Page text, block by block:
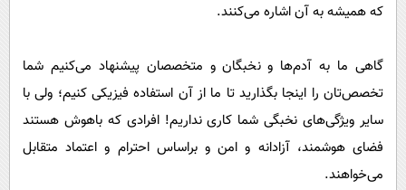
که همیشه به آن اشاره می‌کنند.
گاهی ما به آدم‌ها و نخبگان و متخصصان پیشنهاد می‌کنیم شما
تخصص‌تان را اینجا بگذارید تا ما از آن استفاده فیزیکی کنیم؛ ولی با
سایر ویژگی‌های نخبگی شما کاری نداریم! افرادی که باهوش هستند
فضای هوشمند، آزادانه و امن و بر‌اساس احترام و اعتماد متقابل
می‌خواهند.